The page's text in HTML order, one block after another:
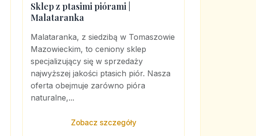
Sklep z ptasimi piórami |
Malataranka
Malataranka, z siedzibą w Tomaszowie
Mazowieckim, to ceniony sklep
specjalizujący się w sprzedaży
najwyższej jakości ptasich piór. Nasza
oferta obejmuje zarówno pióra
naturalne,...
Zobacz szczegóły